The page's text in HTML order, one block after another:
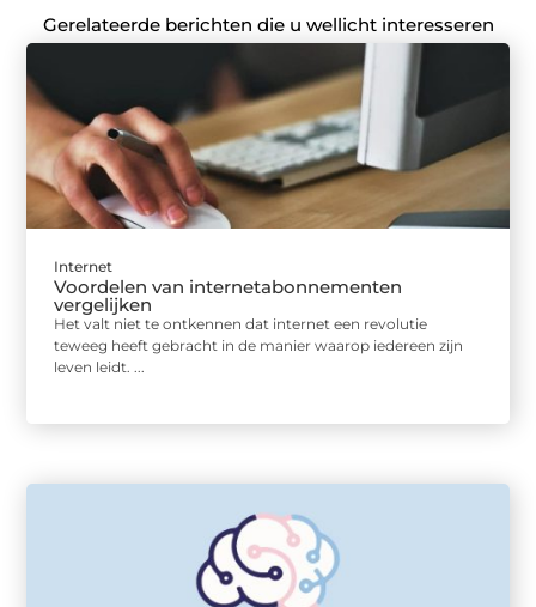
Gerelateerde berichten die u wellicht interesseren
Internet
Voordelen van internetabonnementen
vergelijken
Het valt niet te ontkennen dat internet een revolutie
teweeg heeft gebracht in de manier waarop iedereen zijn
leven leidt. ...